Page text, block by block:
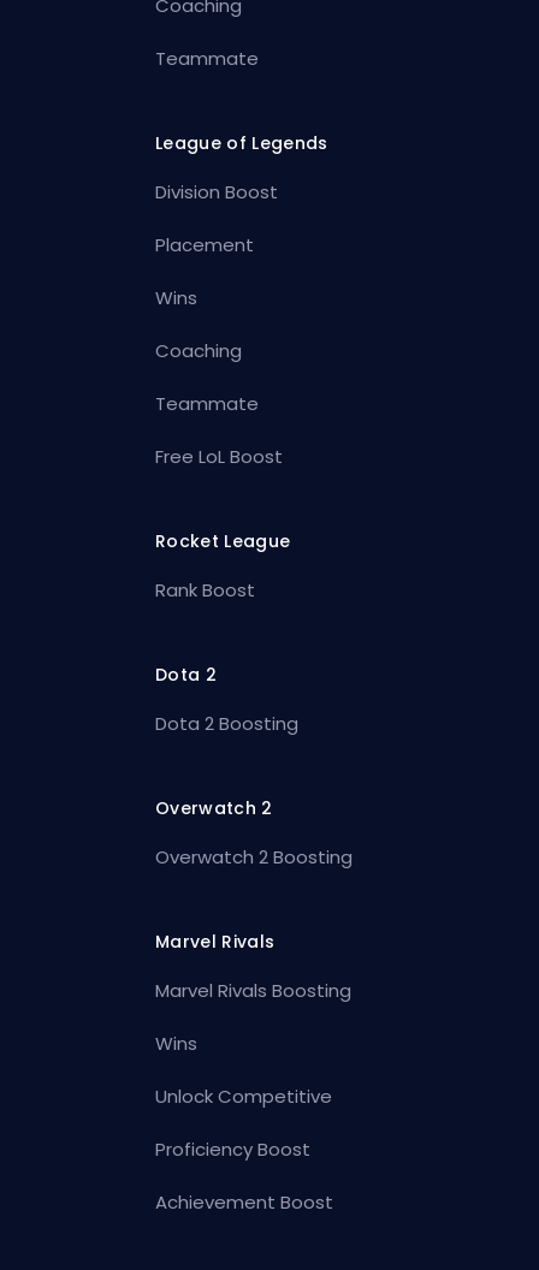
Coaching
Teammate
League of Legends
Division Boost
Placement
Wins
Coaching
Teammate
Free LoL Boost
Rocket League
Rank Boost
Dota 2
Dota 2 Boosting
Overwatch 2
Overwatch 2 Boosting
Marvel Rivals
Marvel Rivals Boosting
Wins
Unlock Competitive
Proficiency Boost
Achievement Boost